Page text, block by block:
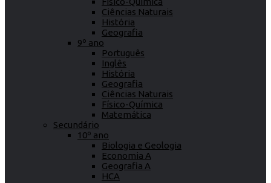
Ciências Naturais
História
Geografia
9º ano
Português
Inglês
História
Geografia
Ciências Naturais
Físico-Química
Matemática
Secundário
10º ano
Biologia e Geologia
Economia A
Geografia A
HCA